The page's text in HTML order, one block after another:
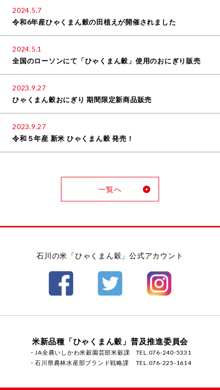
2024.5.7
令和6年産ひゃくまん穀の田植えが開催されました
2024.5.1
全国のローソンにて「ひゃくまん穀」使用のおにぎり販売
2023.9.27
ひゃくまん穀おにぎり 期間限定新商品販売
2023.9.27
令和５年産 新米 ひゃくまん穀 発売！
一覧へ
米新品種「ひゃくまん穀」普及推進委員会
・JA全農いしかわ米穀園芸部米穀課
TEL.076-240-5331
・石川県農林水産部ブランド戦略課
TEL.076-225-1614
石川の米「ひゃくまん穀」公式アカウント